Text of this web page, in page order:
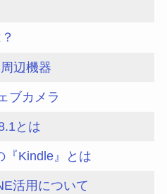
辺機器
ブカメラ
とは
『Kindle』とは
活用について